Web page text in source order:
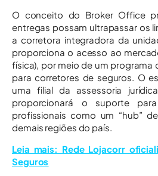
O conceito do Broker Office
entregas possam ultrapassar os
a corretora integradora da
proporciona o acesso ao
física), por meio de um
para corretores de seguros. O
uma filial da assessoria
proporcionará o suporte
profissionais como um “hub”
demais regiões do país.
Leia mais: Rede Lojacorr
Seguros